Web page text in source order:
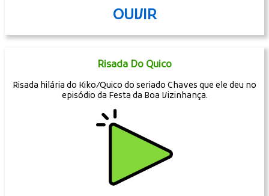
OUVIR
Risada Do Quico
Risada hilária do Kiko/Quico do seriado Chaves que ele deu no
episódio da Festa da Boa Vizinhança.